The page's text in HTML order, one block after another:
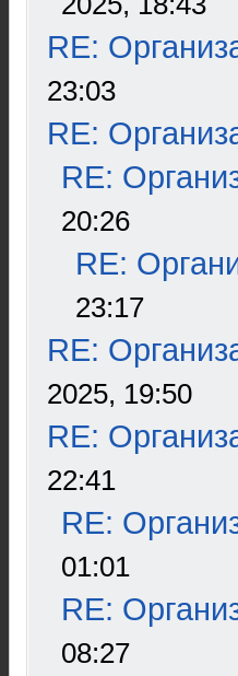
RE:
23:03
RE:
RE:
20:26
RE:
23:17
RE:
2025, 19:50
RE:
22:41
RE:
01:01
RE:
08:27